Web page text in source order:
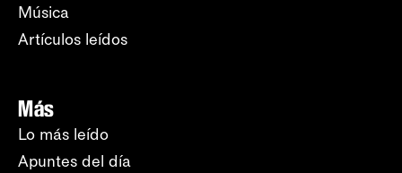
Música
Artículos leídos
Más
Lo más leído
Apuntes del día